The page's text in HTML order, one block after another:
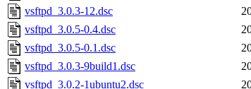
vsftpd_3.0.3-12.dsc
vsftpd_3.0.5-0.4.dsc
vsftpd_3.0.5-0.1.dsc
vsftpd_3.0.3-9build1.dsc
vsftpd_3.0.2-1ubuntu2.dsc